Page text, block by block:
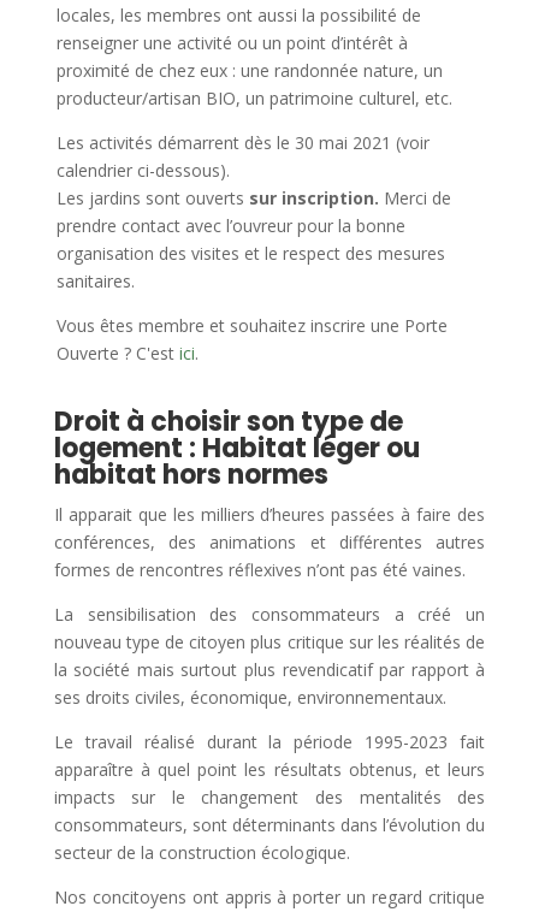
locales, les membres ont aussi la possibilité de
renseigner une activité ou un point d’intérêt à
proximité de chez eux : une randonnée nature, un
producteur/artisan BIO, un patrimoine culturel, etc.
Les activités démarrent dès le 30 mai 2021 (voir
calendrier ci-dessous).
Les jardins sont ouverts sur inscription. Merci de
prendre contact avec l’ouvreur pour la bonne
organisation des visites et le respect des mesures
sanitaires.
Vous êtes membre et souhaitez inscrire une Porte
Ouverte ? C'est ici.
Droit à choisir son type de
logement : Habitat léger ou
habitat hors normes
Il apparait que les milliers d’heures passées à faire des
conférences, des animations et différentes autres
formes de rencontres réflexives n’ont pas été vaines.
La sensibilisation des consommateurs a créé un
nouveau type de citoyen plus critique sur les réalités de
la société mais surtout plus revendicatif par rapport à
ses droits civiles, économique, environnementaux.
Le travail réalisé durant la période 1995-2023 fait
apparaître à quel point les résultats obtenus, et leurs
impacts sur le changement des mentalités des
consommateurs, sont déterminants dans l’évolution du
secteur de la construction écologique.
Nos concitoyens ont appris à porter un regard critique